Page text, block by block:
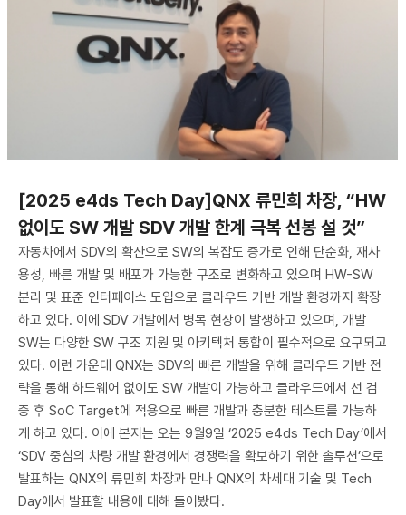
[2025 e4ds Tech Day]QNX 류민희 차장, “HW
없이도 SW 개발 SDV 개발 한계 극복 선봉 설 것”
자동차에서 SDV의 확산으로 SW의 복잡도 증가로 인해 단순화, 재사
용성, 빠른 개발 및 배포가 가능한 구조로 변화하고 있으며 HW-SW
분리 및 표준 인터페이스 도입으로 클라우드 기반 개발 환경까지 확장
하고 있다. 이에 SDV 개발에서 병목 현상이 발생하고 있으며, 개발
SW는 다양한 SW 구조 지원 및 아키텍처 통합이 필수적으로 요구되고
있다. 이런 가운데 QNX는 SDV의 빠른 개발을 위해 클라우드 기반 전
략을 통해 하드웨어 없이도 SW 개발이 가능하고 클라우드에서 선 검
증 후 SoC Target에 적용으로 빠른 개발과 충분한 테스트를 가능하
게 하고 있다. 이에 본지는 오는 9월9일 ‘2025 e4ds Tech Day’에서
‘SDV 중심의 차량 개발 환경에서 경쟁력을 확보하기 위한 솔루션’으로
발표하는 QNX의 류민희 차장과 만나 QNX의 차세대 기술 및 Tech
Day에서 발표할 내용에 대해 들어봤다.